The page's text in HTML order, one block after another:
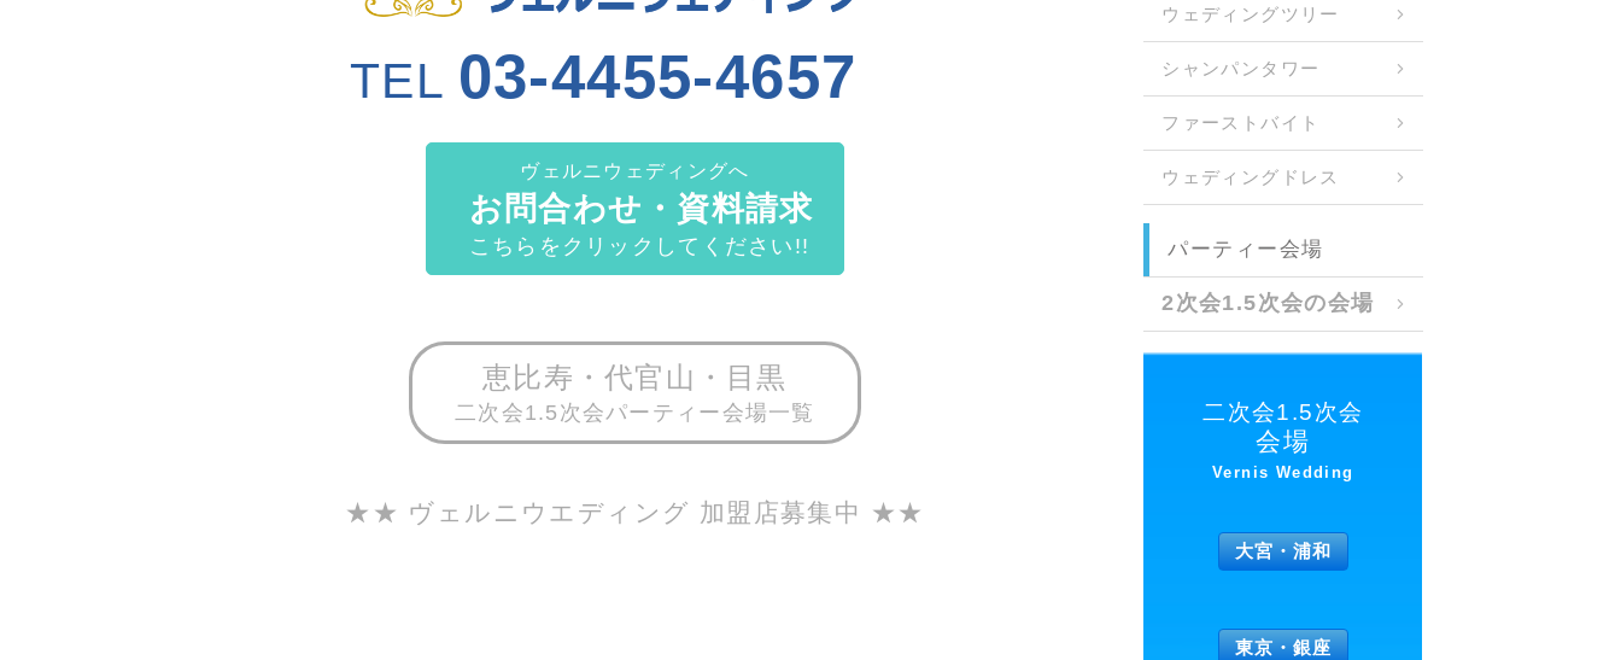
TEL 03-4455-4657
ヴェルニウェディングへ
お問合わせ・資料請求
こちらをクリックしてください!!
恵比寿・代官山・目黒
二次会1.5次会パーティー会場一覧
★★ ヴェルニウエディング 加盟店募集中 ★★
ウェディングツリー
シャンパンタワー
ファーストバイト
ウェディングドレス
パーティー会場
2次会1.5次会の会場
二次会1.5次会
会場
Vernis Wedding
大宮・浦和
東京・銀座